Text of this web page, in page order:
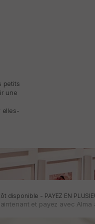
petits
une
elles-
disponible - PAYEZ EN
et payez avec Alma